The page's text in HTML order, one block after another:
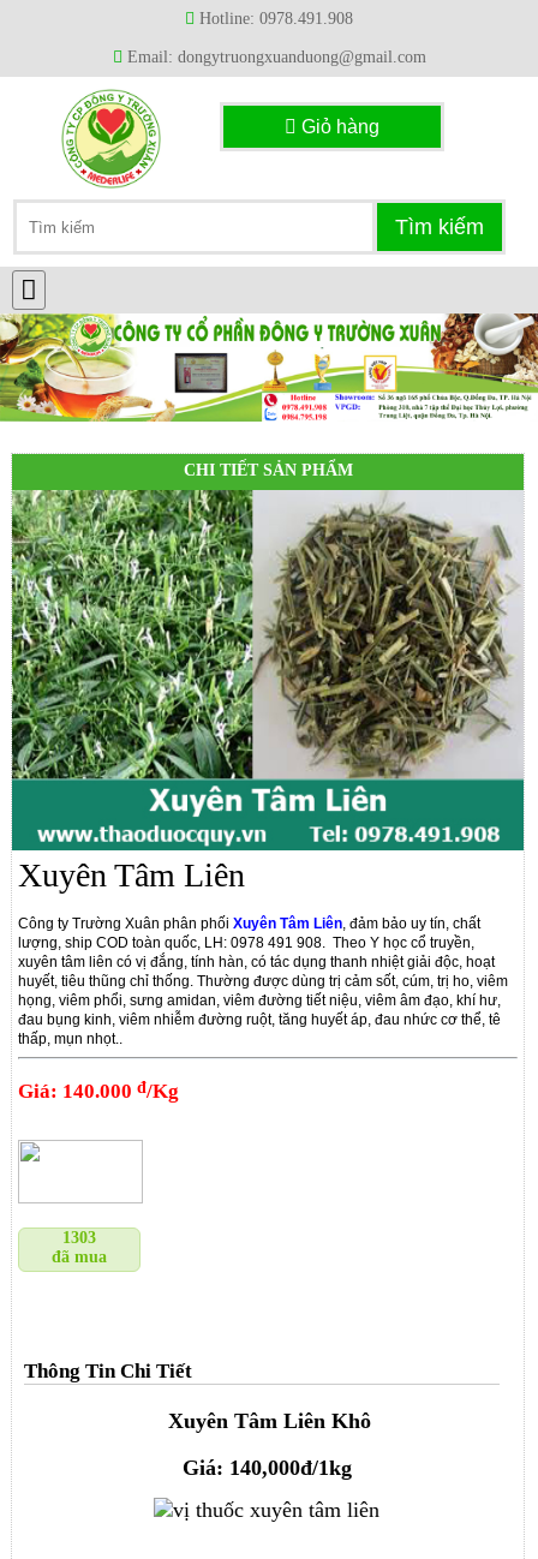
Hotline: 0978.491.908
Email: dongytruongxuanduong@gmail.com
Giỏ hàng
CHI TIẾT SẢN PHẨM
Xuyên Tâm Liên
Công ty Trường Xuân phân phốiXuyên Tâm Liên , đảm bảo uy tín, chất
lượng, ship COD toàn quốc, LH: 0978 491 908.Theo Y học cổ truyền,
xuyên tâm liên có vị đắng, tính hàn, có tác dụng thanh nhiệt giải độc, hoạt
huyết, tiêu thũng chỉ thống. Thường được dùng trị cảm sốt, cúm, trị ho, viêm
họng, viêm phổi, sưng amidan, viêm đường tiết niệu, viêm âm đạo, khí hư,
đau bụng kinh, viêm nhiễm đường ruột, tăng huyết áp, đau nhức cơ thể, tê
thấp, mụn nhọt..
Giá: 140.000đ/Kg
1303
đã mua
Thông Tin Chi Tiết
Xuyên Tâm Liên Khô
Giá: 140,000đ/1kg